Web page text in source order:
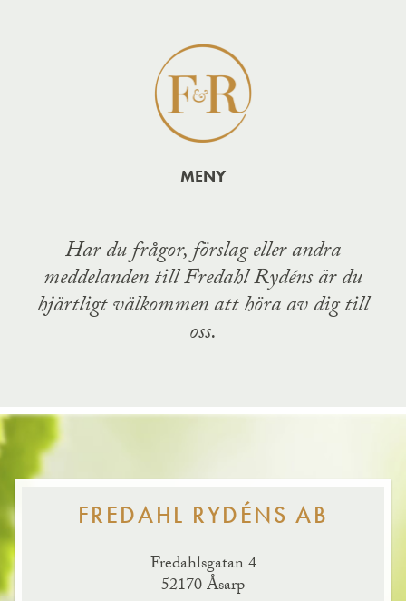
MENY
Har du frågor, förslag eller andra
meddelanden till Fredahl Rydéns är du
hjärtligt välkommen att höra av dig till
oss.
FREDAHL RYDÉNS AB
Fredahlsgatan 4
52170Åsarp